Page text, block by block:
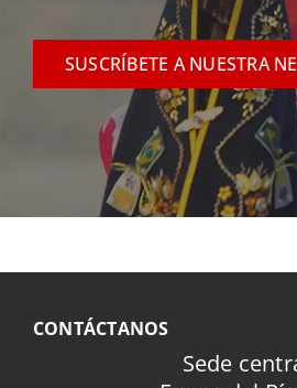
SUSCRÍBETE A NUESTRA
CONTÁCTANOS
Sede